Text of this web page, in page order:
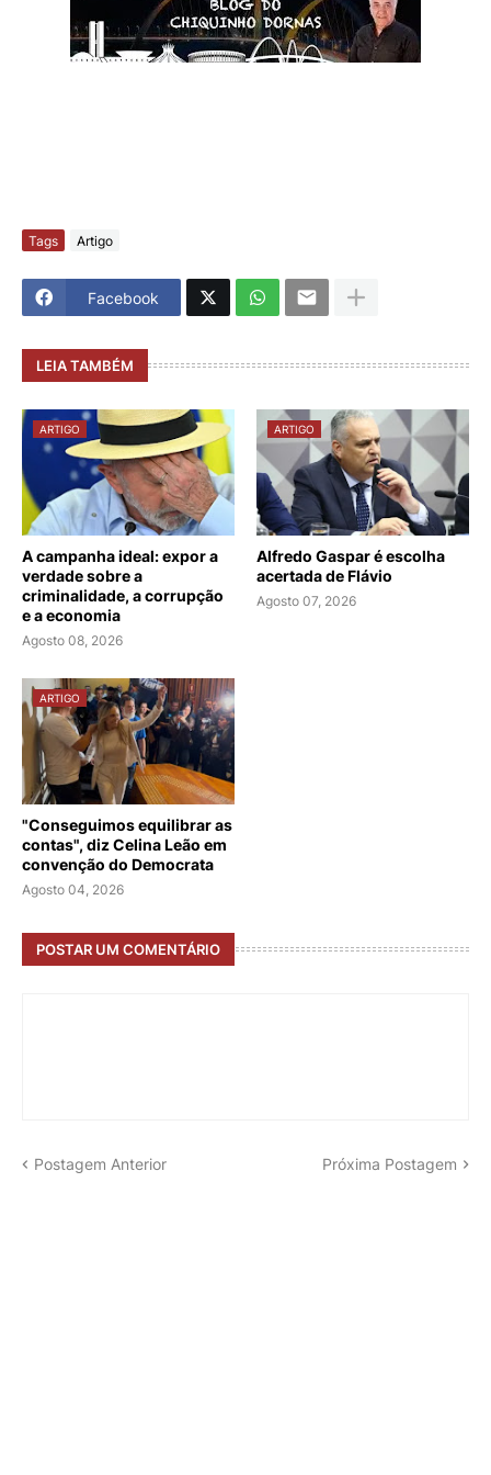
Tags Artigo
Facebook
LEIA TAMBÉM
ARTIGO
A campanha ideal: expor a
verdade sobre a
criminalidade, a corrupção
e a economia
Agosto 08, 2026
ARTIGO
Alfredo Gaspar é escolha
acertada de Flávio
Agosto 07, 2026
ARTIGO
"Conseguimos equilibrar as
contas", diz Celina Leão em
convenção do Democrata
Agosto 04, 2026
POSTAR UM COMENTÁRIO
Postagem Anterior Próxima Postagem